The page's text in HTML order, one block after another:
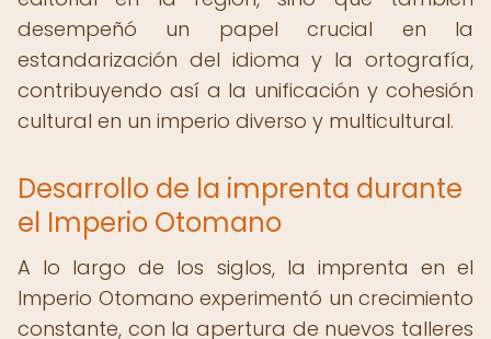
desempeñó un papel crucial en la
estandarización del idioma y la ortografía,
contribuyendo así a la unificación y cohesión
cultural en un imperio diverso y multicultural.
Desarrollo de la imprenta durante
el Imperio Otomano
A lo largo de los siglos, la imprenta en el
Imperio Otomano experimentó un crecimiento
constante, con la apertura de nuevos talleres